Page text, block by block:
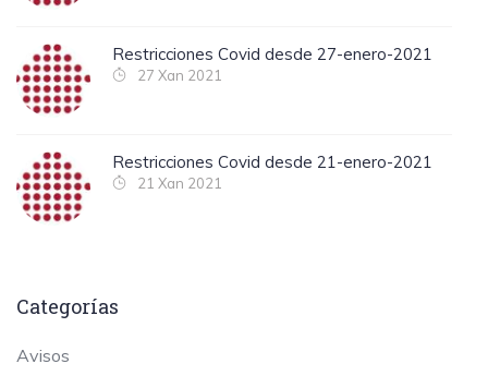
Restricciones Covid desde 27-enero-2021
27 Xan 2021
Restricciones Covid desde 21-enero-2021
21 Xan 2021
Categorías
Avisos